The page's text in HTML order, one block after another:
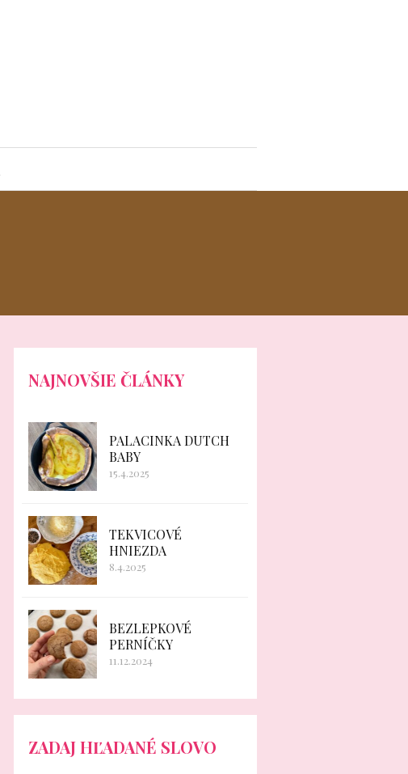
NAJNOVŠIE ČLÁNKY
PALACINKA DUTCH
BABY
15.4.2025
TEKVICOVÉ
HNIEZDA
8.4.2025
BEZLEPKOVÉ
PERNÍČKY
11.12.2024
ZADAJ HĽADANÉ SLOVO